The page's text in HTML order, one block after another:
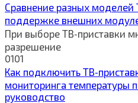
Сравнение разных моделей
поддержке внешних
При выборе ТВ‑приставки
разрешение
0101
Как подключить
мониторинга температуры
руководство